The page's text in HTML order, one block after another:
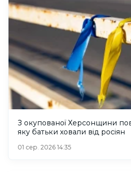
З окупованої Херсонщини
яку батьки ховали від росіян
01 сер. 2026 14:35